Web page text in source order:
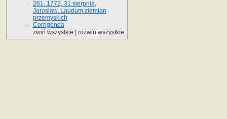
261. 1772, 31 sierpnia,
Jarosław. Laudum ziemian
przemyskich
Corrigenda
zwiń wszystkie
rozwiń wszystkie